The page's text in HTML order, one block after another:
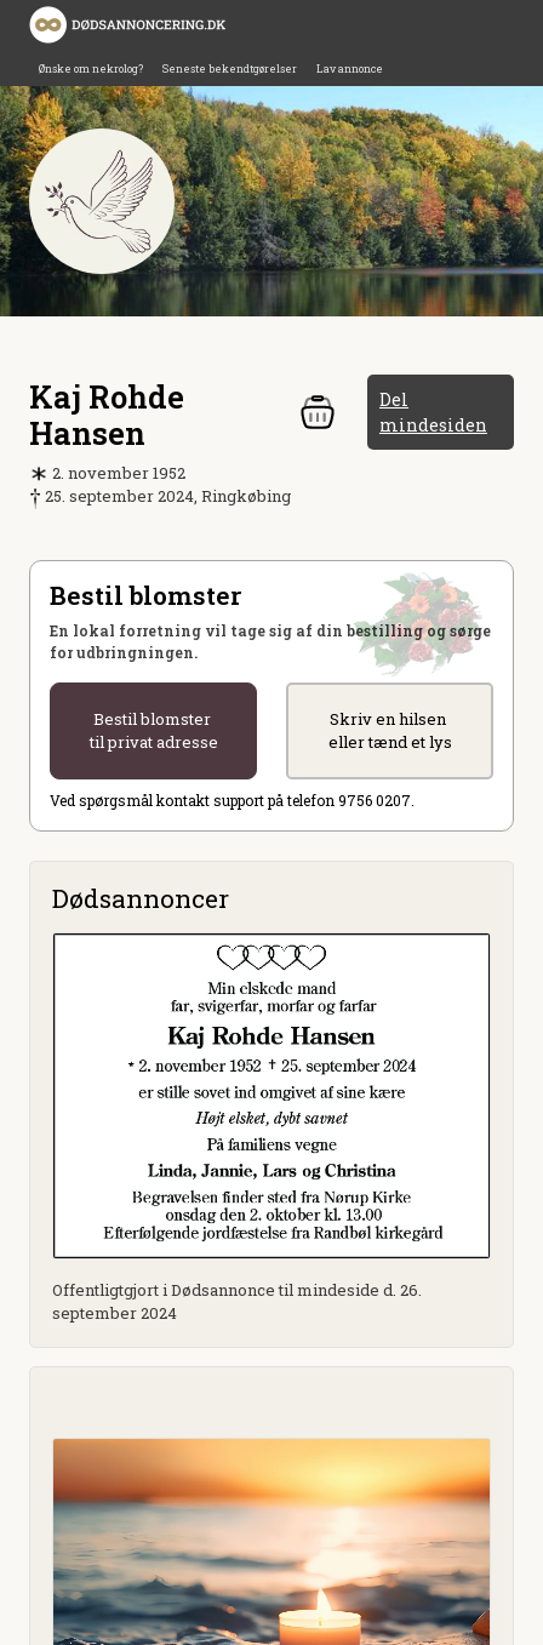
Ønske om nekrolog? Seneste bekendtgørelser Lav annonce
Kaj Rohde
Hansen
Del
mindesiden
2. november 1952
25. september 2024, Ringkøbing
Bestil blomster
En lokal forretning vil tage sig af din bestilling og sørge
for udbringningen.
Bestil blomster
til privat adresse
Skriv en hilsen
eller tænd et lys
Ved spørgsmål kontakt support på telefon 9756 0207.
Dødsannoncer
Offentligtgjort i Dødsannonce til mindeside d. 26.
september 2024